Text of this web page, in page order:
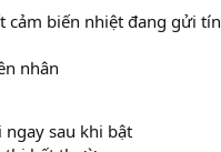
cảm biến nhiệt đang gửi
nhân
ngay sau khi bật